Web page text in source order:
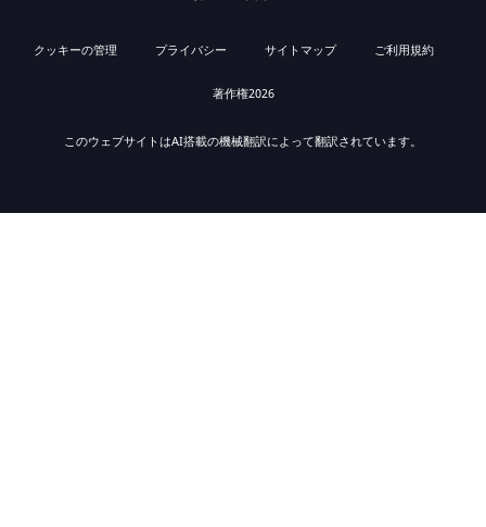
クッキーの管理 プライバシー サイトマップ ご利用規約
著作権2026
このウェブサイトはAI搭載の機械翻訳によって翻訳されています。